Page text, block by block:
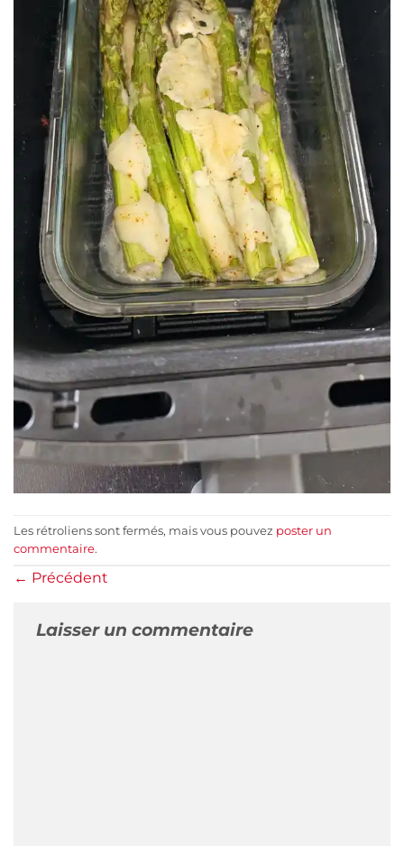
Les rétroliens sont fermés, mais vous pouvez poster un
commentaire.
← Précédent
Laisser un commentaire